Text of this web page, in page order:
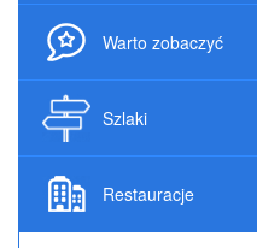
Warto zobaczyć
Szlaki
Restauracje